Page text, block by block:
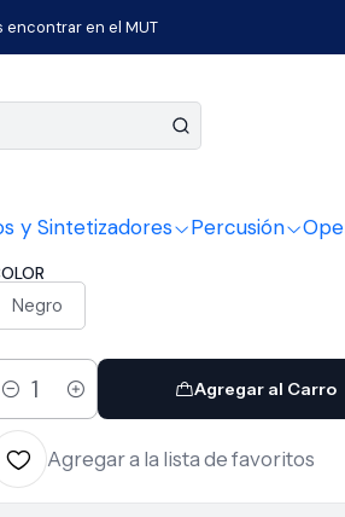
y Sintetizadores Percusión
en el MUT
mts Speakon-Plug Sbc-165Pnk-10
Parlante
Negro
Cantidad
Agregar al Carro
Agregar a la lista de favoritos